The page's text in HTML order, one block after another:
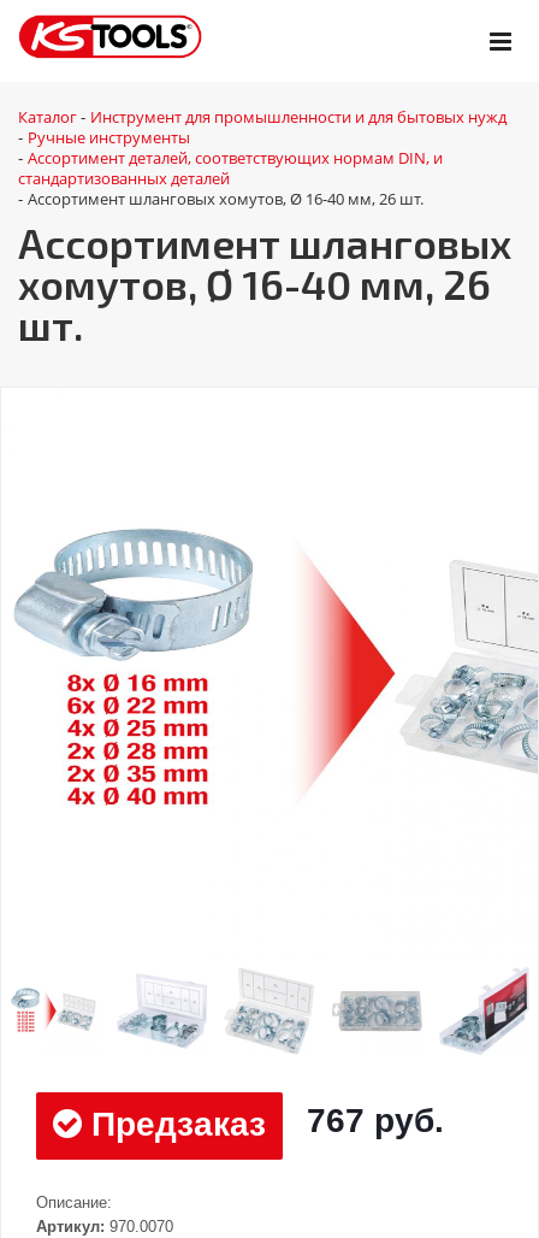
Каталог - Инструмент для промышленности и для бытовых нужд
- Ручные инструменты
- Ассортимент деталей, соответствующих нормам DIN, и
стандартизованных деталей
- Ассортимент шланговых хомутов, Ø 16-40 мм, 26 шт.
Ассортимент шланговых
хомутов, Ø 16-40 мм, 26
шт.
Предзаказ 767 руб.
Описание:
Артикул: 970.0070